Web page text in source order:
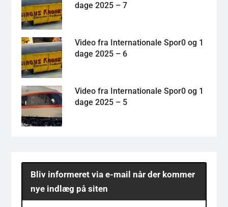
dage 2025 – 7
Video fra Internationale Spor0 og 1
dage 2025 – 6
Video fra Internationale Spor0 og 1
dage 2025 – 5
Bliv informeret via e-mail når der kommer
nye indlæg på siten